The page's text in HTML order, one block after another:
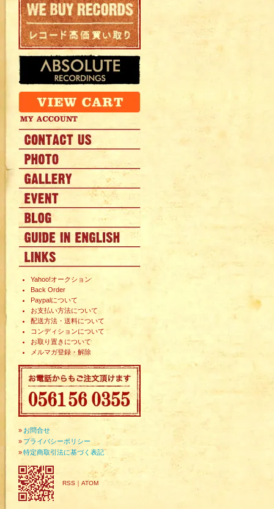
Yahoo!オークション
Back Order
Paypalについて
お支払い方法について
配送方法・送料について
コンディションについて
お取り置きについて
メルマガ登録・解除
» お問合せ
» プライバシーポリシー
»特定商取引法に基づく表記
RSS ｜ ATOM